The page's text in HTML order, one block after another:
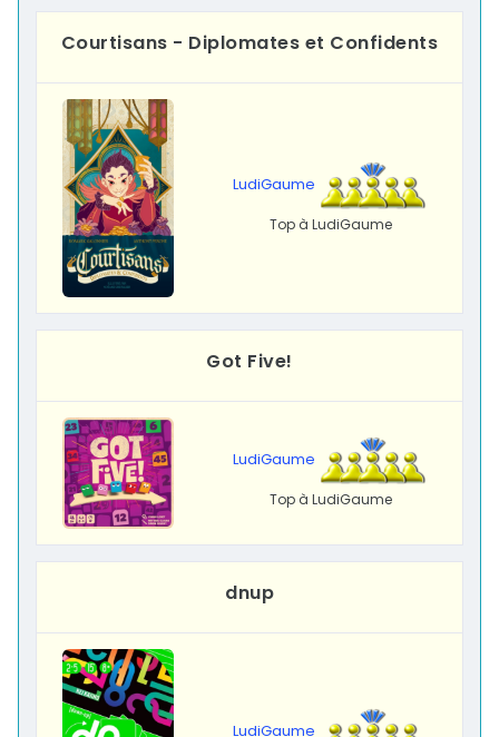
Courtisans - Diplomates et Confidents
LudiGaume
Top à LudiGaume
Got Five!
LudiGaume
Top à LudiGaume
dnup
LudiGaume